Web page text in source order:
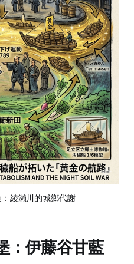
綾瀨川的城鄉代謝
：伊藤谷甘藍